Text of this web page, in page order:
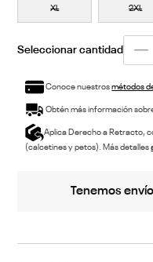
XL 2XL
Conoce nuestrosmétodos
Obtén más información
Aplica Derecho a Retracto,
(calcetines y petos). Más detalles
Tenemos